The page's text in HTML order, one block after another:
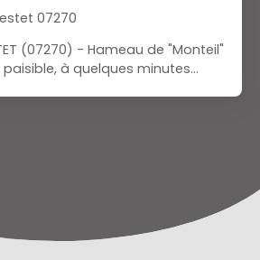
07270
(07270) - Hameau de "Monteil"
à quelques minutes